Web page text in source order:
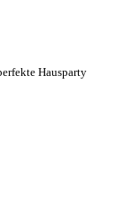
Hausparty